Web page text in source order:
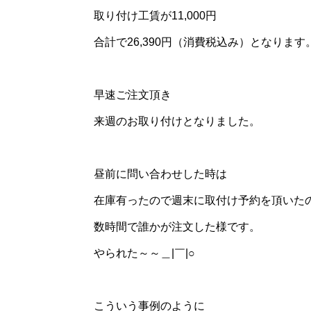
取り付け工賃が11,000円
合計で26,390円（消費税込み）となります
早速ご注文頂き
来週のお取り付けとなりました。
昼前に問い合わせした時は
在庫有ったので週末に取付け予約を頂いた
数時間で誰かが注文した様です。
やられた～～＿|￣|○
こういう事例のように